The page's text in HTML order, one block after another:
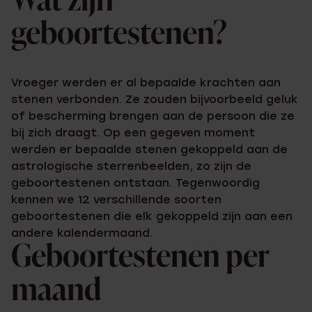
geboortestenen?
Vroeger werden er al bepaalde krachten aan
stenen verbonden. Ze zouden bijvoorbeeld geluk
of bescherming brengen aan de persoon die ze
bij zich draagt. Op een gegeven moment
werden er bepaalde stenen gekoppeld aan de
astrologische sterrenbeelden, zo zijn de
geboortestenen ontstaan. Tegenwoordig
kennen we 12 verschillende soorten
geboortestenen die elk gekoppeld zijn aan een
andere kalendermaand.
Geboortestenen per
maand